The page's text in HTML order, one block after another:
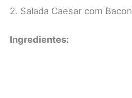
2. Salada Caesar com Bacon
Ingredientes: